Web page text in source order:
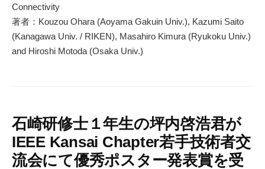
Connectivity
著者：Kouzou Ohara (Aoyama Gakuin Univ.), Kazumi Saito
(Kanagawa Univ. / RIKEN), Masahiro Kimura (Ryukoku Univ.)
and Hiroshi Motoda (Osaka Univ.)
石崎研修士１年生の坪内啓浩君が
IEEE Kansai Chapter若手技術者交
流会にて優秀ポスター発表賞を受